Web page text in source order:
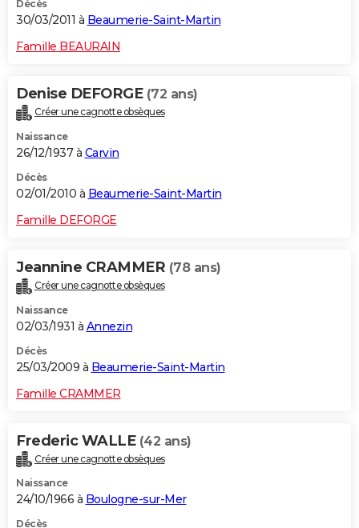
Décès
30/03/2011 à Beaumerie-Saint-Martin
Famille BEAURAIN
Denise DEFORGE (72 ans)
Créer une cagnotte obsèques
Naissance
26/12/1937 à Carvin
Décès
02/01/2010 à Beaumerie-Saint-Martin
Famille DEFORGE
Jeannine CRAMMER (78 ans)
Créer une cagnotte obsèques
Naissance
02/03/1931 à Annezin
Décès
25/03/2009 à Beaumerie-Saint-Martin
Famille CRAMMER
Frederic WALLE (42 ans)
Créer une cagnotte obsèques
Naissance
24/10/1966 à Boulogne-sur-Mer
Décès